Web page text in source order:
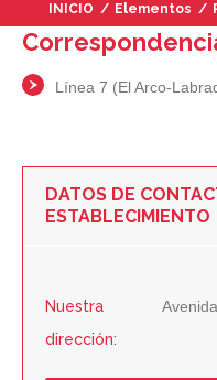
INICIO / Elementos /
Línea 7 (El Arco-
DATOS DE
ESTABLECIMIENTO
Nuestra
dirección: